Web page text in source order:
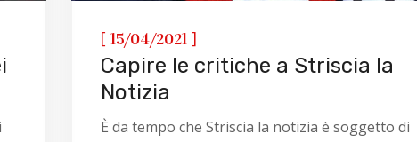
[ 15/04/2021 ]
Capire le critiche a Striscia la
Notizia
È da tempo che Striscia la notizia è soggetto di